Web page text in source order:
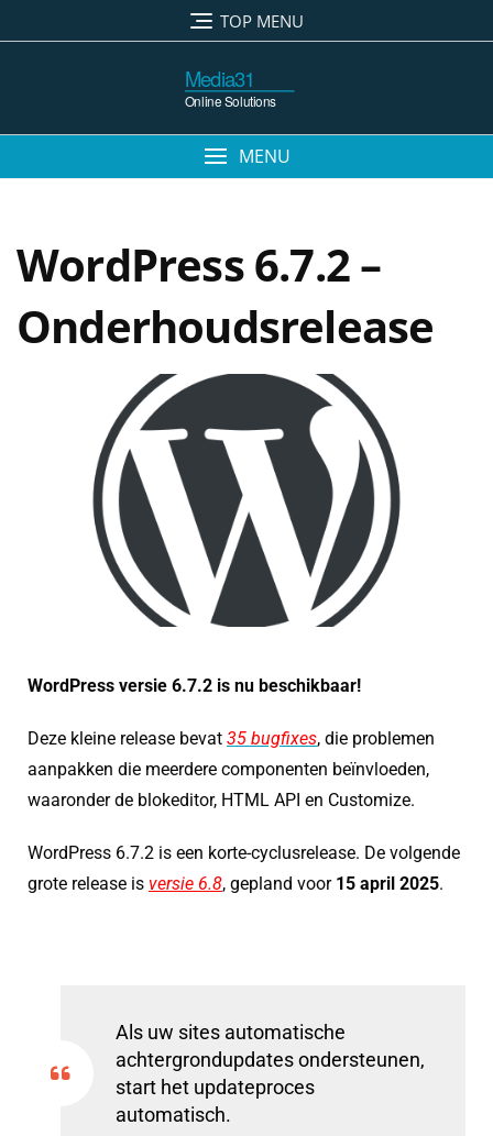
TOP MENU
MENU
WordPress 6.7.2 –
Onderhoudsrelease
WordPress versie 6.7.2 is nu beschikbaar!
Deze kleine release bevat 35 bugfixes, die problemen
aanpakken die meerdere componenten beïnvloeden,
waaronder de blokeditor, HTML API en Customize.
WordPress 6.7.2 is een korte-cyclusrelease. De volgende
grote release is versie 6.8, gepland voor 15 april 2025.
Als uw sites automatische
achtergrondupdates ondersteunen,
start het updateproces
automatisch.